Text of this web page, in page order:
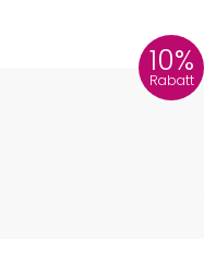
10%
Rabatt